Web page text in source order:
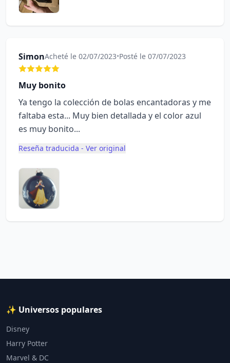
SimonAcheté le 02/07/2023•Posté le 07/07/2023
Muy bonito
Ya tengo la colección de bolas encantadoras y me
faltaba esta... Muy bien detallada y el color azul
es muy bonito...
Reseña traducida - Ver original
✨ Universos populares
Disney
Harry Potter
Marvel & DC